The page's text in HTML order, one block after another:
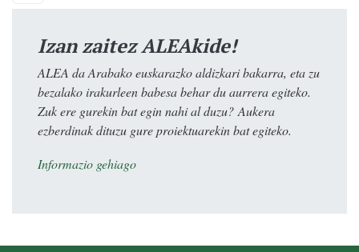
Izan zaitez ALEAkide!
ALEA da Arabako euskarazko aldizkari bakarra, eta zu
bezalako irakurleen babesa behar du aurrera egiteko.
Zuk ere gurekin bat egin nahi al duzu? Aukera
ezberdinak dituzu gure proiektuarekin bat egiteko.
Informazio gehiago